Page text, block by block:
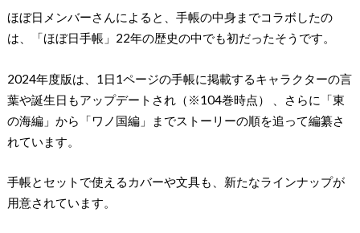
ほぼ日メンバーさんによると、手帳の中身までコラボしたの
は、「ほぼ日手帳」22年の歴史の中でも初だったそうです。
2024年度版は、1日1ページの手帳に掲載するキャラクターの言
葉や誕生日もアップデートされ（※104巻時点） 、さらに「東
の海編」から「ワノ国編」までストーリーの順を追って編纂さ
れています。
手帳とセットで使えるカバーや文具も、新たなラインナップが
用意されています。